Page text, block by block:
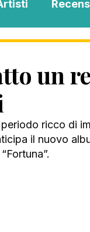
un
periodo ricco di
il nuovo